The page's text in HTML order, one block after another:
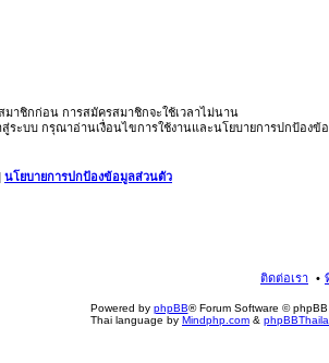
าชิกก่อน การสมัครสมาชิกจะใช้เวลาไม่นาน
ะบบ กรุณาอ่านเงื่อนไขการใช้งานและนโยบายการปกป้อง
นโยบายการปกป้องข้อมูลส่วนตัว
ติดต่อเรา
Powered by phpBB® Forum Software © phpBB
Thai language by Mindphp.com &